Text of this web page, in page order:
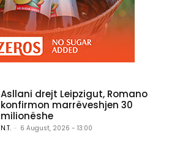
Asllani drejt Leipzigut, Romano
konfirmon marrëveshjen 30
milionëshe
N.T. - 6 August, 2026 - 13:00